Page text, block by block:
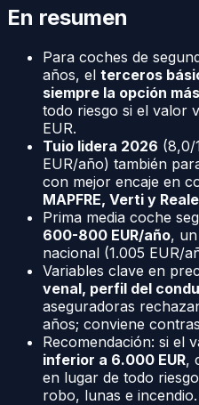
En resumen
Para coches de
años, el terceros
siempre la opción
todo riesgo si el valor
EUR.
Tuio lidera 2026 (8,0/
EUR/año) también
con mejor encaje en
MAPFRE, Verti y
Prima media coche
600-800 EUR/año,
nacional (1.005 EUR/
Variables clave en
venal, perfil del
aseguradoras
años; conviene
Recomendación: si el
inferior a 6.000 EUR,
en lugar de todo
robo, lunas e incendio.